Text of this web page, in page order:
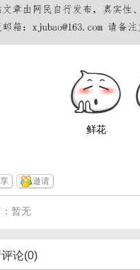
鲜花
邀请
：暂无
论(0)